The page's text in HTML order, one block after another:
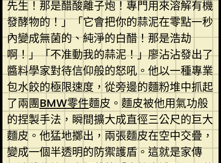
先生！那是醋酸離子炮！專門用來溶解有機
發酵物的！」「它會把你的蒜泥在零點一秒
內變成無菌的、純淨的白醋！那是浩劫
啊！」「不准動我的蒜泥！」廖沾沾發出了
醬料學家對待信仰般的怒吼。他以一種專業
包水餃的極限速度，從旁邊的麵粉堆中抓起
了兩團BMW零件麵皮。麵皮被他用氣功般
的捏製手法，瞬間擴大成直徑三公尺的巨大
麵皮。他猛地擲出，兩張麵皮在空中交疊，
變成一個半透明的防禦護盾。這就是家傳